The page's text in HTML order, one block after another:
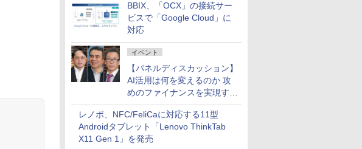
BBIX、「OCX」の接続サー
ビスで「Google Cloud」に
対応
イベント
【パネルディスカッション】
AI活用は何を変えるのか 攻
めのファイナンスを実現する
業務設計とマインドセット変
革
レノボ、NFC/FeliCaに対応する11型
Androidタブレット「Lenovo ThinkTab
X11 Gen 1」を発売